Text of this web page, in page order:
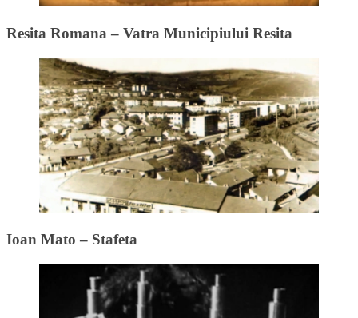
Resita Romana – Vatra Municipiului Resita
Ioan Mato – Stafeta